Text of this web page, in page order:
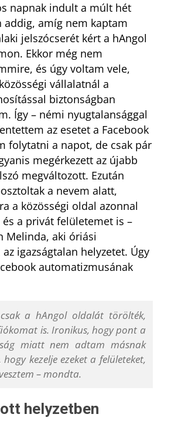
napnak indult a múlt hét
addig, amíg nem kaptam
jelszócserét kért a hAngol
Ekkor még nem
és úgy voltam vele,
vállalatnál a
biztonságban
Így – némi nyugtalansággal
az esetet a Facebook
folytatni a napot, de csak pár
megérkezett az újabb
megváltozott. Ezután
a nevem alatt,
a közösségi oldal azonnal
a privát felületemet is –
Melinda, aki óriási
igazságtalan helyzetet. Úgy
automatizmusának
a hAngol oldalát törölték,
is. Ironikus, hogy pont a
miatt nem adtam másnak
kezelje ezeket a felületeket,
– mondta.
helyzetben